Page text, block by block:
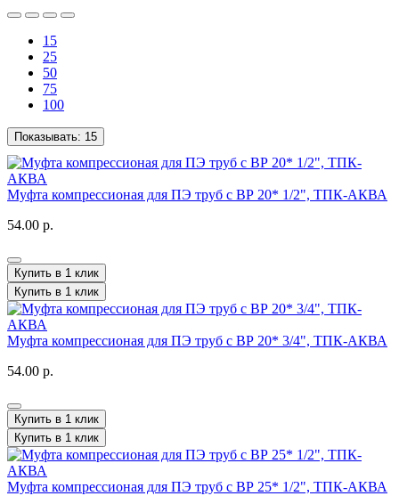
15
25
50
75
100
Показывать: 15
Муфта компрессионая для ПЭ труб с ВР 20* 1/2", ТПК-АКВА
54.00 р.
Купить в 1 клик
Купить в 1 клик
Муфта компрессионая для ПЭ труб с ВР 20* 3/4", ТПК-АКВА
54.00 р.
Купить в 1 клик
Купить в 1 клик
Муфта компрессионая для ПЭ труб с ВР 25* 1/2", ТПК-АКВА